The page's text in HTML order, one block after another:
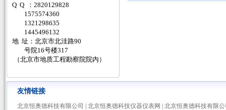
Q Q ：2820129828
1575574360
1321298635
1445496132
地 址：北京市北洼路90
号院16号楼317
（北京市地质工程勘察院院内）
友情链接
北京恒奥德科技有限公司 北京恒奥德科技仪器仪表网 北京恒奥德科技有限